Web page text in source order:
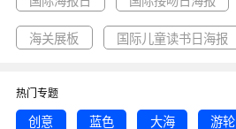
海关展板 国际儿童读书日海报
热门专题
创意 蓝色 大海 游轮